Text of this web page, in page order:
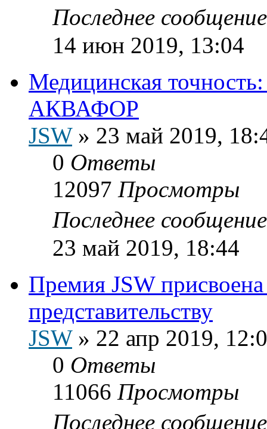
Последнее
14 июн 2019, 13:04
Медицинская
АКВАФОР
JSW» 23 май 2019,
0 Ответы
12097 Просмотры
Последнее
23 май 2019, 18:44
Премия JSW
представительству
JSW» 22 апр 2019,
0 Ответы
11066 Просмотры
Последнее